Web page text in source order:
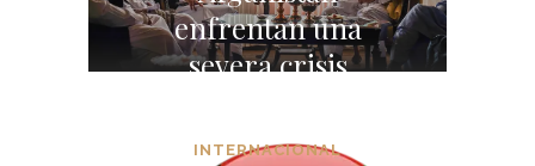
enfrentan una
severa crisis
INTERNACIONAL